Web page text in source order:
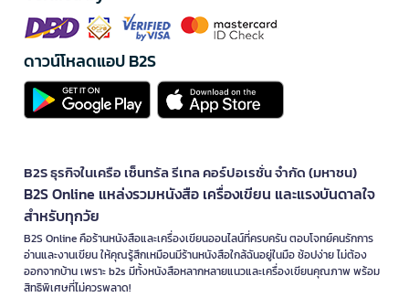
ดาวน์โหลดแอป B2S
B2S ธุรกิจในเครือ เซ็นทรัล รีเทล คอร์ปอเรชั่น จำกัด (มหาชน)
B2S Online แหล่งรวมหนังสือ เครื่องเขียน และแรงบันดาลใจ
สำหรับทุกวัย
B2S Online คือร้านหนังสือและเครื่องเขียนออนไลน์ที่ครบครัน ตอบโจทย์คนรักการ
อ่านและงานเขียน ให้คุณรู้สึกเหมือนมีร้านหนังสือใกล้ฉันอยู่ในมือ ช้อปง่าย ไม่ต้อง
ออกจากบ้าน เพราะ b2s มีทั้งหนังสือหลากหลายแนวและเครื่องเขียนคุณภาพ พร้อม
สิทธิพิเศษที่ไม่ควรพลาด!